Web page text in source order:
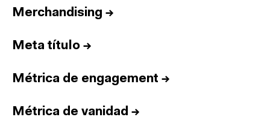
Merchandising →
Meta título →
Métrica de engagement →
Métrica de vanidad →